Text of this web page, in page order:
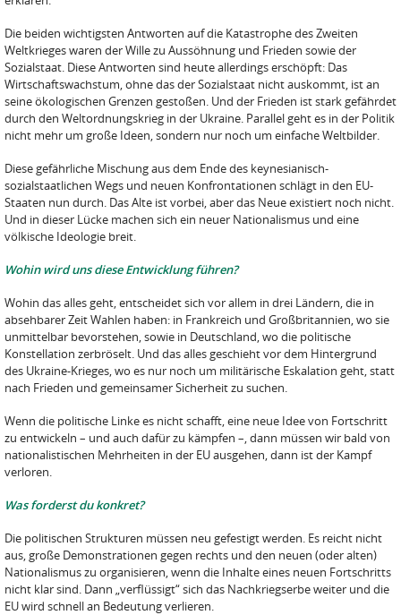
Die beiden wichtigsten Antworten auf die Katastrophe des Zweiten
Weltkrieges waren der Wille zu Aussöhnung und Frieden sowie der
Sozialstaat. Diese Antworten sind heute allerdings erschöpft: Das
Wirtschaftswachstum, ohne das der Sozialstaat nicht auskommt, ist an
seine ökologischen Grenzen gestoßen. Und der Frieden ist stark gefährdet
durch den Weltordnungskrieg in der Ukraine. Parallel geht es in der Politik
nicht mehr um große Ideen, sondern nur noch um einfache Weltbilder.
Diese gefährliche Mischung aus dem Ende des keynesianisch-
sozialstaatlichen Wegs und neuen Konfrontationen schlägt in den EU-
Staaten nun durch. Das Alte ist vorbei, aber das Neue existiert noch nicht.
Und in dieser Lücke machen sich ein neuer Nationalismus und eine
völkische Ideologie breit.
Wohin wird uns diese Entwicklung führen?
Wohin das alles geht, entscheidet sich vor allem in drei Ländern, die in
absehbarer Zeit Wahlen haben: in Frankreich und Großbritannien, wo sie
unmittelbar bevorstehen, sowie in Deutschland, wo die politische
Konstellation zerbröselt. Und das alles geschieht vor dem Hintergrund
des Ukraine-Krieges, wo es nur noch um militärische Eskalation geht, statt
nach Frieden und gemeinsamer Sicherheit zu suchen.
Wenn die politische Linke es nicht schafft, eine neue Idee von Fortschritt
zu entwickeln – und auch dafür zu kämpfen –, dann müssen wir bald von
nationalistischen Mehrheiten in der EU ausgehen, dann ist der Kampf
verloren.
Was forderst du konkret?
Die politischen Strukturen müssen neu gefestigt werden. Es reicht nicht
aus, große Demonstrationen gegen rechts und den neuen (oder alten)
Nationalismus zu organisieren, wenn die Inhalte eines neuen Fortschritts
nicht klar sind. Dann „verflüssigt“ sich das Nachkriegserbe weiter und die
EU wird schnell an Bedeutung verlieren.